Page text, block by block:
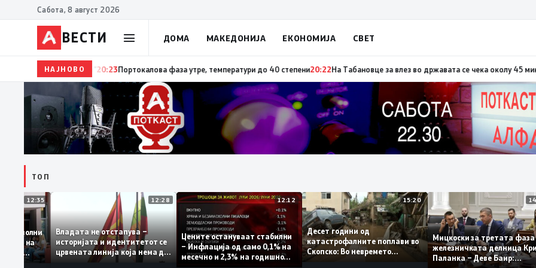
Сабота, 8 август 2026
ВЕСТИ ДОМА МАКЕДОНИЈА ЕКОНОМИЈА СВЕТ
НАЈНОВО
20:24 Сиљановска Давкова на Свечената академија по повод „30 години Општина Вевчани“20:23Портокалова фаза утре,
ТОП
се задоволни
на
12:28
Владата не отстапува –
историјата и идентитетот се
црвената линија која нема да
се погази
12:12
Цените остануваат стабилни
– Инфлација од само 0,1% на
месечно и 2,3% на годишно
15:20
Десет години од
катастрофалните поплави во
Скопско: Во невремето
Мицкоски за третата
железничката
Паланка – Деве Баир: